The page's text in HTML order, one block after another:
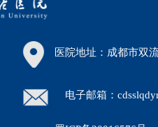
医院地址：成都市双
电子邮箱：